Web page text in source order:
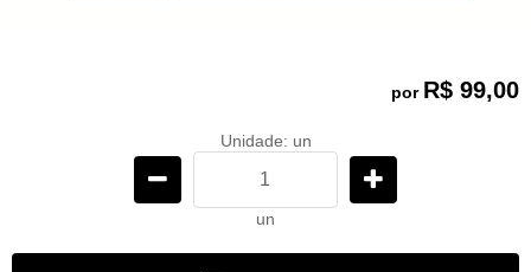
por R$ 99,00
Unidade: un
un